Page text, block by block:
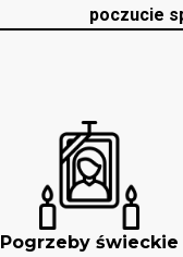
poczucie
Pogrzeby świeckie